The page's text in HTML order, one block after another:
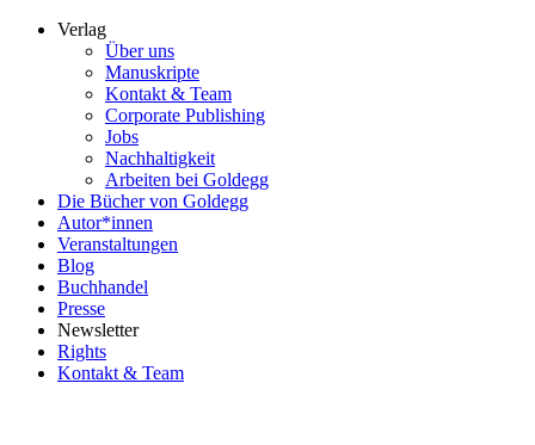
Verlag
Über uns
Manuskripte
Kontakt & Team
Corporate Publishing
Jobs
Nachhaltigkeit
Arbeiten bei Goldegg
Die Bücher von Goldegg
Autor*innen
Veranstaltungen
Blog
Buchhandel
Presse
Newsletter
Rights
Kontakt & Team